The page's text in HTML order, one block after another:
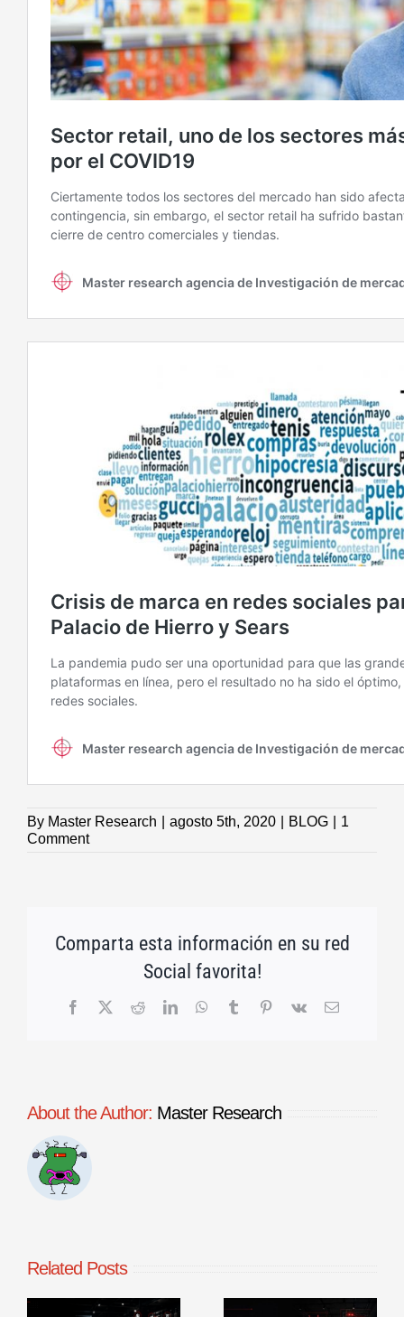
By Master Research agosto 5th, 2020 BLOG
1
Comment
Comparta esta información en su red
Social favorita!
Facebook
X RedditLinkedInWhatsApp
TumblrPinterest
Vk Email
About the Author: Master Research
Related Posts